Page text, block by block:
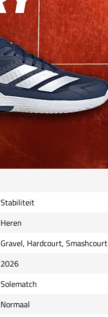
Stabiliteit
Heren
Gravel, Hardcourt, Smashcourt
2026
Solematch
Normaal